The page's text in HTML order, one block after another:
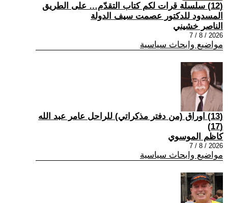
(12) سلسلة قرات لكم كتاب التقدّم… على الطريق
المسدود للدكتور عصمت سيف الدولة
الناصر خشيني
2026 / 8 / 7
مواضيع وابحاث سياسية
(13) اوراق (من دفتر مذكراتي) للراحل عامر عبد الله
(17)
كاظم الموسوي
2026 / 8 / 7
مواضيع وابحاث سياسية